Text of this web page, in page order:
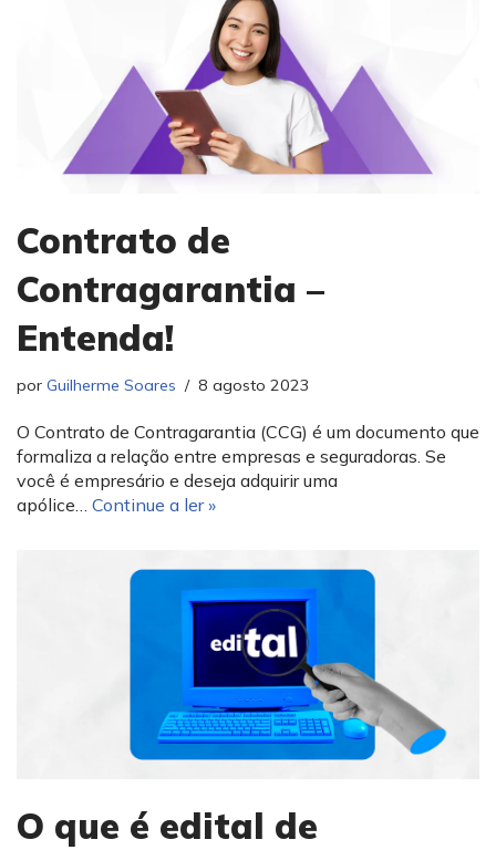
Contrato de
Contragarantia –
Entenda!
por Guilherme Soares 8 agosto 2023
O Contrato de Contragarantia (CCG) é um documento que
formaliza a relação entre empresas e seguradoras. Se
você é empresário e deseja adquirir uma
apólice… Continue a ler »
O que é edital de